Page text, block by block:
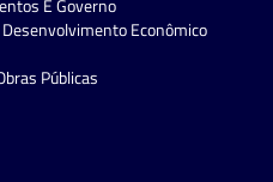
E Governo
Econômico
Públicas